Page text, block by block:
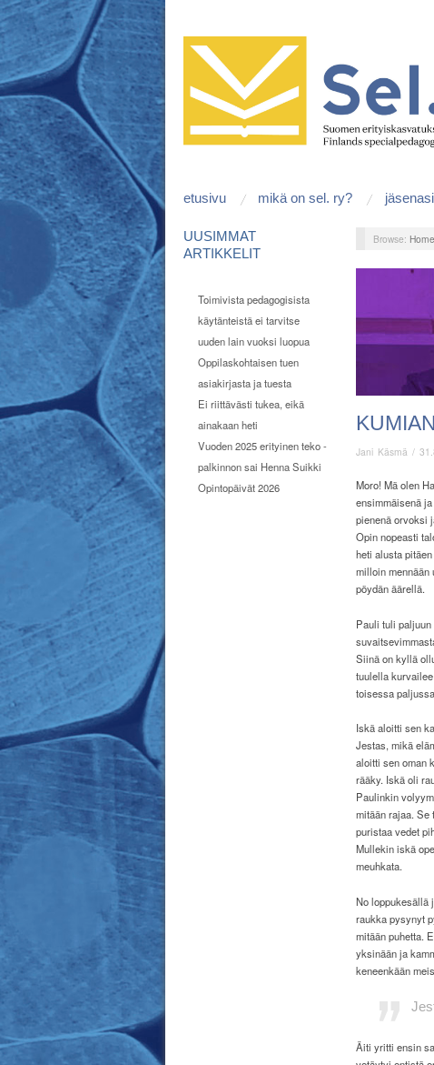
etusivu mikä on sel. ry?
UUSIMMAT
ARTIKKELIT
Toimivista pedagogisista
käytänteistä ei tarvitse
uuden lain vuoksi luopua
Oppilaskohtaisen tuen
asiakirjasta ja tuesta
Ei riittävästi tukea, eikä
ainakaan heti
Vuoden 2025 erityinen teko -
palkinnon sai Henna Suikki
Opintopäivät 2026
Browse: Home
Jani Käsmä /
Moro! Mä olen
ensimmäisenä
pienenä orvoksi
Opin nopeasti
heti alusta
milloin mennään
pöydän äärellä.
Pauli tuli
Siinä on kyllä
tuulella
toisessa
Iskä aloitti sen
Jestas, mikä
aloitti sen oman
rääky. Iskä oli
Paulinkin
mitään rajaa.
puristaa vedet
Mullekin iskä
meuhkata.
No loppukesällä
raukka pysynyt
mitään puhetta.
yksinään ja
keneenkään
Äiti yritti ensin